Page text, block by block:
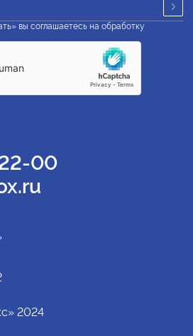
вы соглашаетесь на обработку
22-00
2024